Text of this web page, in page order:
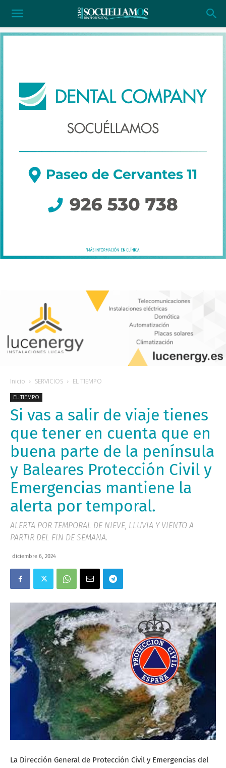
Inicio SERVICIOS EL TIEMPO
EL TIEMPO
Si vas a salir de viaje tienes
que tener en cuenta que en
buena parte de la península
y Baleares Protección Civil y
Emergencias mantiene la
alerta por temporal.
ALERTA POR TEMPORAL DE NIEVE, LLUVIA Y VIENTO A
PARTIR DEL FIN DE SEMANA.
diciembre 6, 2024
La Dirección General de Protección Civil y Emergencias del